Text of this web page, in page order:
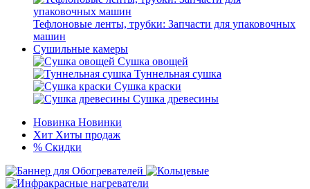
Тефлоновые ленты, трубки: Запчасти для упаковочных
машин
Сушильные камеры
Сушка овощей
Туннельная сушка
Сушка краски
Сушка древесины
Новинка Новинки
Хит Хиты продаж
% Скидки